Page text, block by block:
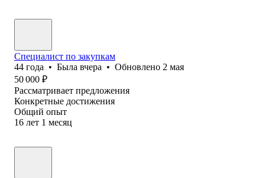
Специалист по закупкам
44 года • Была вчера • Обновлено 2 мая
50 000 ₽
Рассматривает предложения
Конкретные достижения
Общий опыт
16 лет 1 месяц